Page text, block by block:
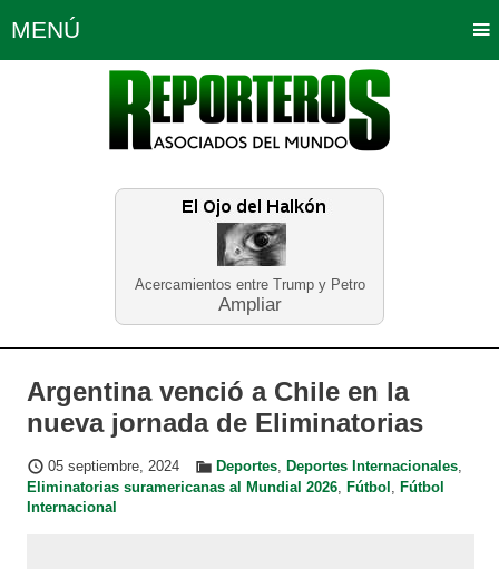
Acercamientos entre Trump y Petro
Ampliar
MENÚ
Política Opinión Bogotá
Planeta Tierra Deportes
Educación Neira
Argentina venció a Chile en la
nueva jornada de Eliminatorias
05 septiembre, 2024 Deportes, Deportes Internacionales,
Eliminatorias suramericanas al Mundial 2026, Fútbol , Fútbol
Internacional